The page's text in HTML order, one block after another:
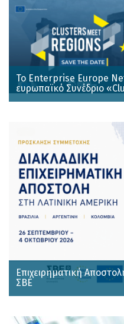
Το Enterprise Europe
ευρωπαϊκό Συνέδριο
Επιχειρηματική
ΣΒΕ